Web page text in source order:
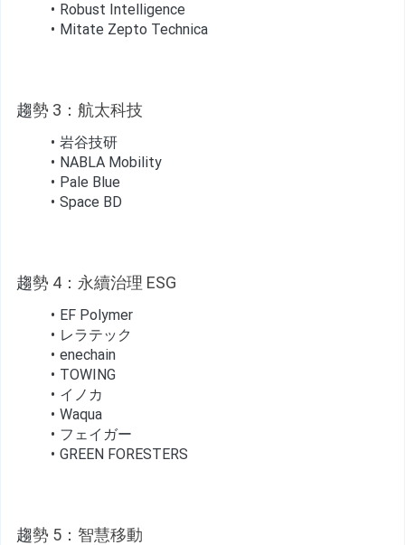
Robust Intelligence
Mitate Zepto Technica
趨勢 3：航太科技
岩谷技研
NABLA Mobility
Pale Blue
Space BD
趨勢 4：永續治理 ESG
EF Polymer
レラテック
enechain
TOWING
イノカ
Waqua
フェイガー
GREEN FORESTERS
趨勢 5：智慧移動